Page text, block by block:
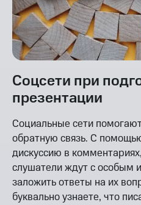
Соцсети при
презентации
Социальные сети
обратную связь. С
дискуссию в
слушатели ждут с особым
заложить ответы на их
буквально узнаете, что